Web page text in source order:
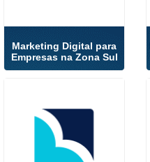
Marketing Digital para
Empresas na Zona Sul